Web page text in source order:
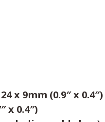
x 9mm (0.9″ x 0.4″)
x 0.4″)